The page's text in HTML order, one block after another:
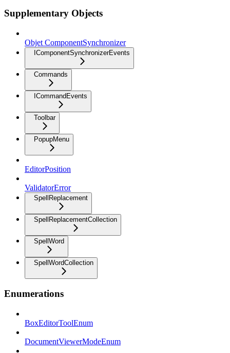
Supplementary Objects
Objet ComponentSynchronizer
IComponentSynchronizerEvents
Commands
ICommandEvents
Toolbar
PopupMenu
EditorPosition
ValidatorError
SpellReplacement
SpellReplacementCollection
SpellWord
SpellWordCollection
Enumerations
BoxEditorToolEnum
DocumentViewerModeEnum